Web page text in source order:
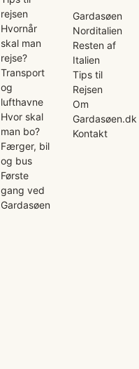
rejsen
Hvornår
skal man
rejse?
Transport
og
lufthavne
Hvor skal
man bo?
Færger, bil
og bus
Første
gang ved
Gardasøen
Gardasøen
Norditalien
Resten af
Italien
Tips til
Rejsen
Om
Gardasøen.dk
Kontakt